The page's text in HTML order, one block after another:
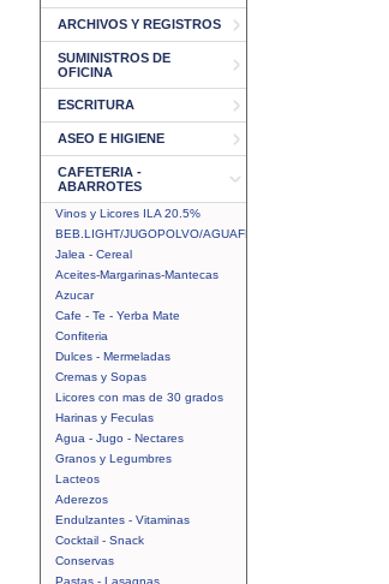
ARCHIVOS Y REGISTROS
SUMINISTROS DE
OFICINA
ESCRITURA
ASEO E HIGIENE
CAFETERIA -
ABARROTES
Vinos y Licores ILA 20.5%
BEB.LIGHT/JUGOPOLVO/AGUAFRUTAL
Jalea - Cereal
Aceites-Margarinas-Mantecas
Azucar
Cafe - Te - Yerba Mate
Confiteria
Dulces - Mermeladas
Cremas y Sopas
Licores con mas de 30 grados
Harinas y Feculas
Agua - Jugo - Nectares
Granos y Legumbres
Lacteos
Aderezos
Endulzantes - Vitaminas
Cocktail - Snack
Conservas
Pastas - Lasagnas